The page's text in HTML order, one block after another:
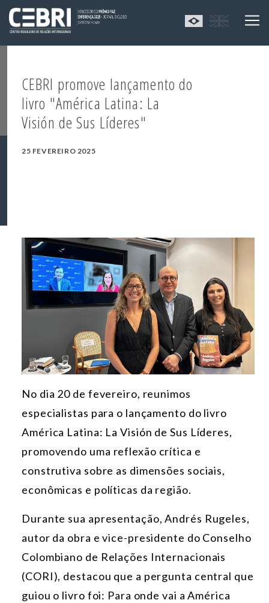
CEBRI promove lançamento do
livro "América Latina: La
Visión de Sus Líderes"
25 FEVEREIRO 2025
No dia 20 de fevereiro, reunimos
especialistas para o lançamento do livro
América Latina: La Visión de Sus Líderes,
promovendo uma reflexão crítica e
construtiva sobre as dimensões sociais,
econômicas e políticas da região.
Durante sua apresentação, Andrés Rugeles,
autor da obra e vice-presidente do Conselho
Colombiano de Relações Internacionais
(CORI), destacou que a pergunta central que
guiou o livro foi: Para onde vai a América